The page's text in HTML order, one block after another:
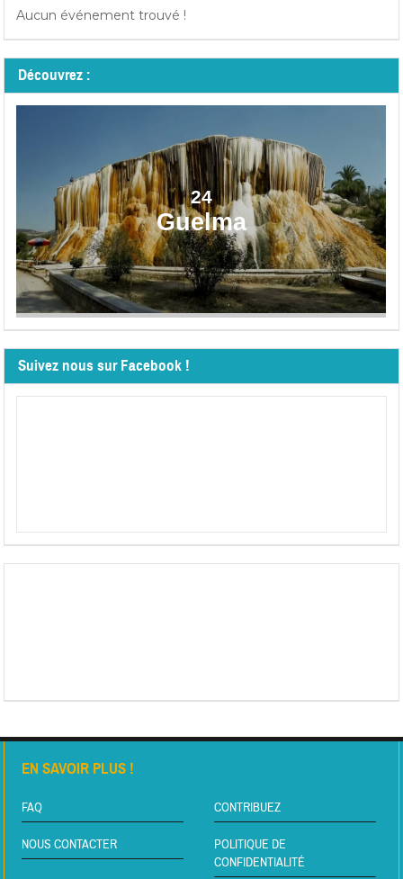
Aucun événement trouvé !
Découvrez :
24
Guelma
Suivez nous sur Facebook !
EN SAVOIR PLUS !
FAQ CONTRIBUEZ
NOUS CONTACTER
POLITIQUE DE
CONFIDENTIALITÉ